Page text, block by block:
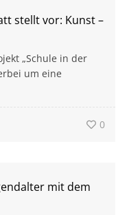
stellt vor: Kunst –
„Schule in der
um eine
0
mit dem